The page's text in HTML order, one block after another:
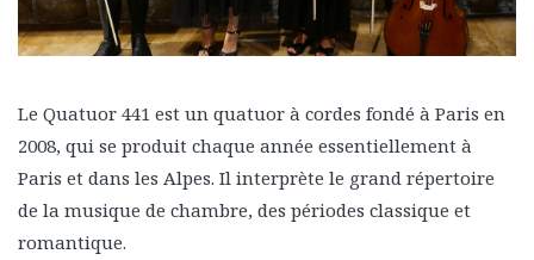
Le Quatuor 441 est un quatuor à cordes fondé à Paris en
2008, qui se produit chaque année essentiellement à
Paris et dans les Alpes. Il interprète le grand répertoire
de la musique de chambre, des périodes classique et
romantique.